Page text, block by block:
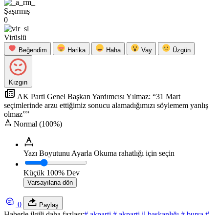
Şaşırmış
0
Virüslü
Beğendim Harika Haha Vay Üzgün
Kızgın
AK Parti Genel Başkan Yardımcısı Yılmaz: “31 Mart
seçimlerinde arzu ettiğimiz sonucu alamadığımızı söylemem yanlış
olmaz””
Normal (100%)
Yazı Boyutunu Ayarla Okuma rahatlığı için seçin
Küçük 100% Dev
Varsayılana dön
0 Paylaş